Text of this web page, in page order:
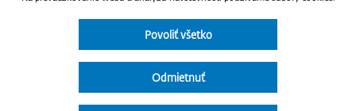
Povoliť všetko
Odmietnuť
Facebook
Instagram
Vyhlásenie o prístupnosti